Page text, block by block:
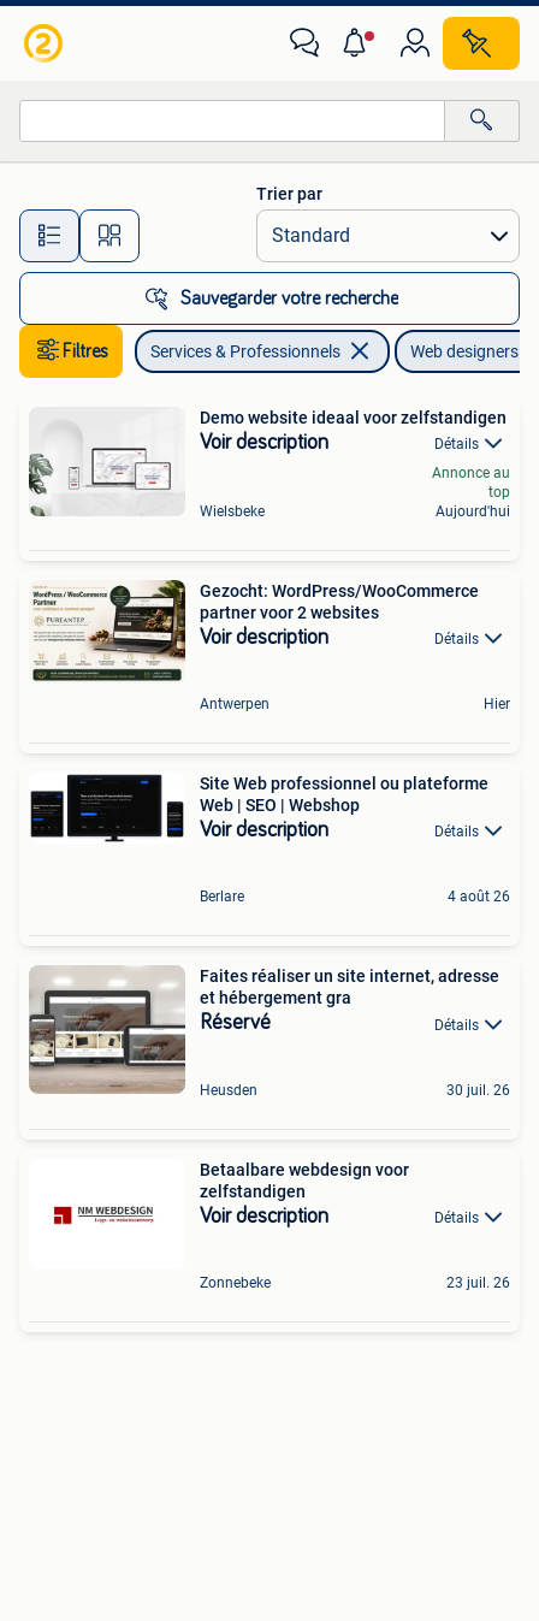
Toutes les distances…
Trier par
Sauvegarder votre recherche
Filtres Services & Professionnels Web designers
Demo website ideaal voor zelfstandigen
Voir description Détails
Wielsbeke
Annonce au
top
Aujourd'hui
Gezocht: WordPress/WooCommerce
partner voor 2 websites
Voir description Détails
Antwerpen Hier
Site Web professionnel ou plateforme
Web | SEO | Webshop
Voir description Détails
Berlare 4 août 26
Faites réaliser un site internet, adresse
et hébergement gra
Réservé Détails
Heusden 30 juil. 26
Betaalbare webdesign voor
zelfstandigen
Voir description Détails
Zonnebeke 23 juil. 26